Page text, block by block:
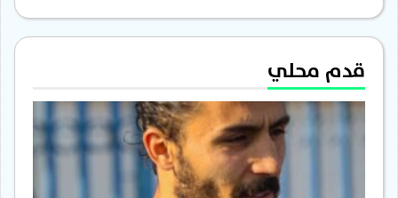
قدم محلي